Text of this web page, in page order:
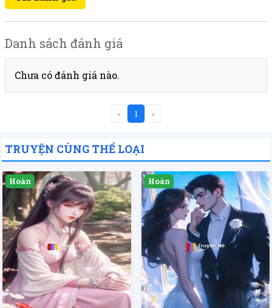
Danh sách đánh giá
Chưa có đánh giá nào.
« 1 »
TRUYỆN CÙNG THỂ LOẠI